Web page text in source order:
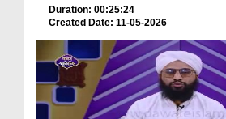
Duration: 00:25:24
Created Date: 11-05-2026